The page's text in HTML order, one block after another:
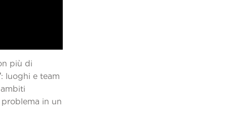
più di
: luoghi e team
in un